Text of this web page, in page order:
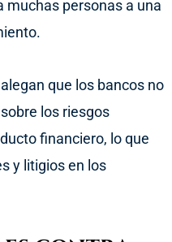
muchas personas a una
que los bancos no
los riesgos
financiero, lo que
y litigios en los